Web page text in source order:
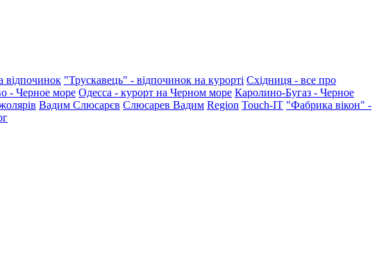
відпочинок "Трускавець" - відпочинок на курорті Східниця - все про
- Черное море Одесса - курорт на Черном море Каролино-Бугаз - Черное
Вадим Слюсарєв Слюсарев Вадим Region Touch-IT "Фабрика вікон" -